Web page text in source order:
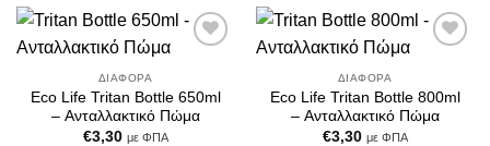
ΔΙΆΦΟΡΑ
Eco Life Tritan Bottle 650ml
– Ανταλλακτικό Πώμα
€3,30 με ΦΠΑ
ΔΙΆΦΟΡΑ
Eco Life Tritan Bottle 800ml
– Ανταλλακτικό Πώμα
€3,30 με ΦΠΑ